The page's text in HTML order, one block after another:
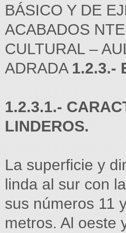
BÁSICO Y DE
ACABADOS
CULTURAL –
ADRADA 1.2.3.-
1.2.3.1.-
LINDEROS.
La superficie y
linda al sur con
sus números 11
metros. Al oeste